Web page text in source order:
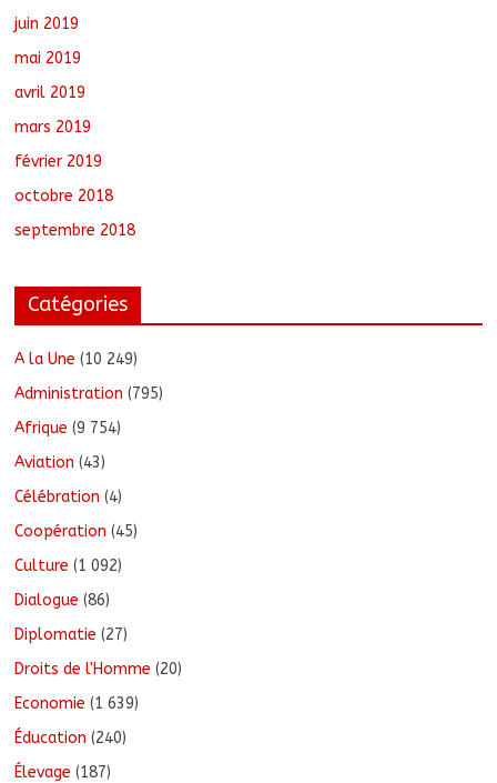
juin 2019
mai 2019
avril 2019
mars 2019
février 2019
octobre 2018
septembre 2018
Catégories
A la Une (10 249)
Administration (795)
Afrique (9 754)
Aviation (43)
Célébration (4)
Coopération (45)
Culture (1 092)
Dialogue (86)
Diplomatie (27)
Droits de l'Homme (20)
Economie (1 639)
Éducation (240)
Élevage (187)